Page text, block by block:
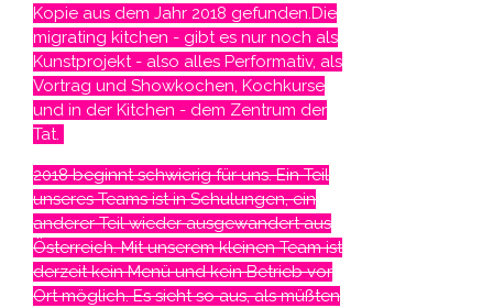
Kopie aus dem Jahr 2018 gefunden.Die
migrating kitchen - gibt es nur noch als
Kunstprojekt - also alles Performativ, als
Vortrag und Showkochen, Kochkurse
und in der Kitchen - dem Zentrum der
Tat.
2018 beginnt schwierig für uns. Ein Teil
unseres Teams ist in Schulungen, ein
anderer Teil wieder ausgewandert aus
Österreich. Mit unserem kleinen Team ist
derzeit kein Menü und kein Betrieb vor
Ort möglich. Es sieht so aus, als müßten